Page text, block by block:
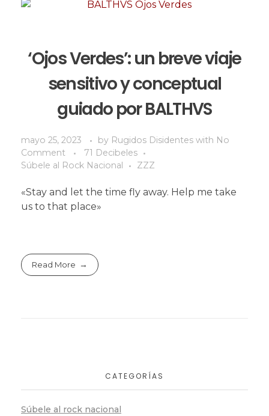
‘Ojos Verdes’: un breve viaje
sensitivo y conceptual
guiado por BALTHVS
mayo 25, 2023 by Rugidos Disidentes with No
Comment
71 Decibeles
Súbele al Rock Nacional
ZZZ
«Stay and let the time fly away. Help me take
us to that place»
Read More
CATEGORÍAS
Súbele al rock nacional